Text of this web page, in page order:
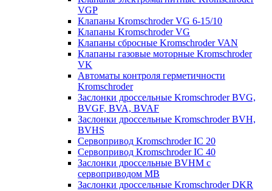
VGP
Клапаны Kromschroder VG 6-15/10
Клапаны Kromschroder VG
Клапаны сбросные Kromschroder VAN
Клапаны газовые моторные Kromschroder
VK
Автоматы контроля герметичности
Kromschroder
Заслонки дроссельные Kromschroder BVG,
BVGF, BVA, BVAF
Заслонки дроссельные Kromschroder BVH,
BVHS
Сервопривод Kromschroder IC 20
Сервопривод Kromschroder IC 40
Заслонки дроссельные BVHM с
сервоприводом МВ
Заслонки дроссельные Kromschroder DKR